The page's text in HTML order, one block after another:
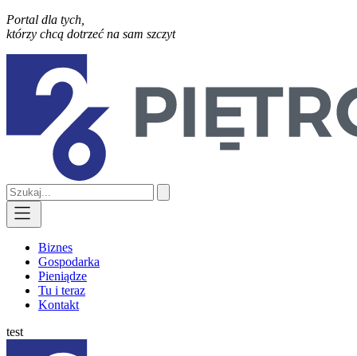
Portal dla tych,
którzy chcą dotrzeć na sam szczyt
Biznes
Gospodarka
Pieniądze
Tu i teraz
Kontakt
test